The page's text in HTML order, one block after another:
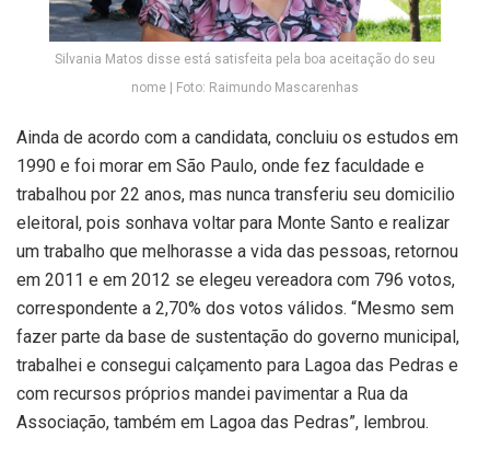
Silvania Matos disse está satisfeita pela boa aceitação do seu
nome | Foto: Raimundo Mascarenhas
Ainda de acordo com a candidata, concluiu os estudos em
1990 e foi morar em São Paulo, onde fez faculdade e
trabalhou por 22 anos, mas nunca transferiu seu domicilio
eleitoral, pois sonhava voltar para Monte Santo e realizar
um trabalho que melhorasse a vida das pessoas, retornou
em 2011 e em 2012 se elegeu vereadora com 796 votos,
correspondente a 2,70% dos votos válidos. “Mesmo sem
fazer parte da base de sustentação do governo municipal,
trabalhei e consegui calçamento para Lagoa das Pedras e
com recursos próprios mandei pavimentar a Rua da
Associação, também em Lagoa das Pedras”, lembrou.